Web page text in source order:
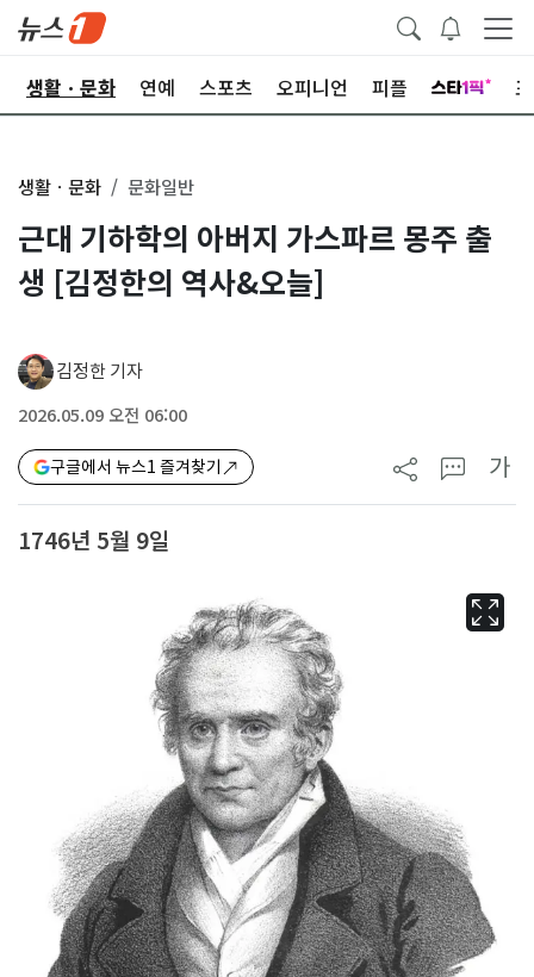
생활ㆍ문화 연예 스포츠 오피니언 피플
생활ㆍ문화 문화일반
근대 기하학의 아버지 가스파르 몽주 출
생 [김정한의 역사&오늘]
김정한 기자
2026.05.09 오전 06:00
구글에서 뉴스1 즐겨찾기 가
1746년 5월 9일